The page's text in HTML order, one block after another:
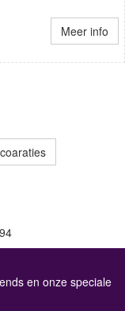
Meer info
en onze speciale